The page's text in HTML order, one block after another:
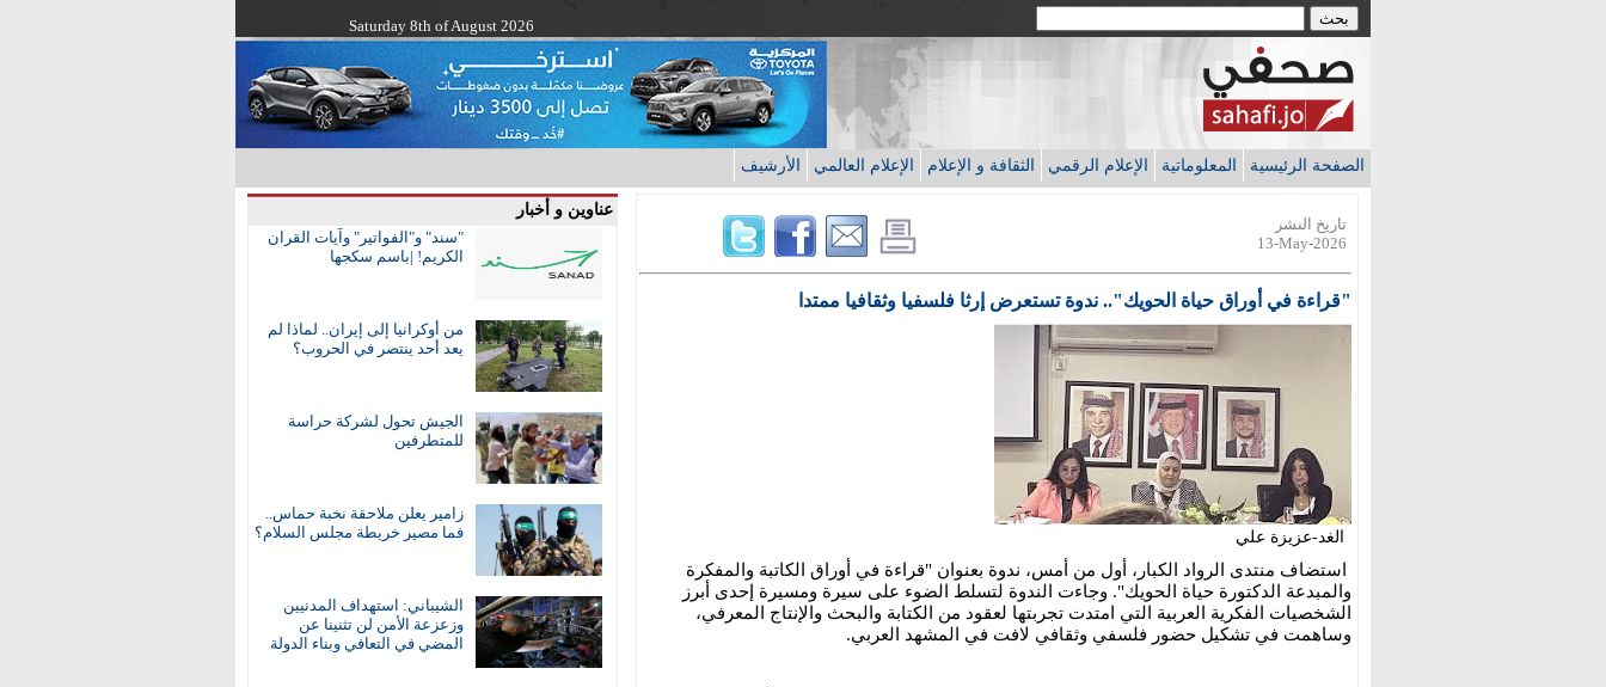
Saturday 8th of August 2026
الصفحة الرئيسية المعلوماتية الإعلام الرقمي الثقافة و الإعلام الإعلام العالمي الأرشيف
عناوين و أخبار
"سند" و"الفواتير" وآيات القران
الكريم! |باسم سكجها
من أوكرانيا إلى إيران.. لماذا لم
يعد أحد ينتصر في الحروب؟
الجيش تحول لشركة حراسة
للمتطرفين
زامير يعلن ملاحقة نخبة حماس..
فما مصير خريطة مجلس السلام؟
الشيباني: استهداف المدنيين
وزعزعة الأمن لن تثنينا عن
المضي في التعافي وبناء الدولة
تاريخ النشر
13-May-2026
"قراءة في أوراق حياة الحويك".. ندوة تستعرض إرثا فلسفيا وثقافيا ممتدا
الغد-عزيزة علي
استضاف منتدى الرواد الكبار، أول من أمس، ندوة بعنوان "قراءة في أوراق الكاتبة والمفكرة
والمبدعة الدكتورة حياة الحويك". وجاءت الندوة لتسلط الضوء على سيرة ومسيرة إحدى أبرز
الشخصيات الفكرية العربية التي امتدت تجربتها لعقود من الكتابة والبحث والإنتاج المعرفي،
وساهمت في تشكيل حضور فلسفي وثقافي لافت في المشهد العربي.